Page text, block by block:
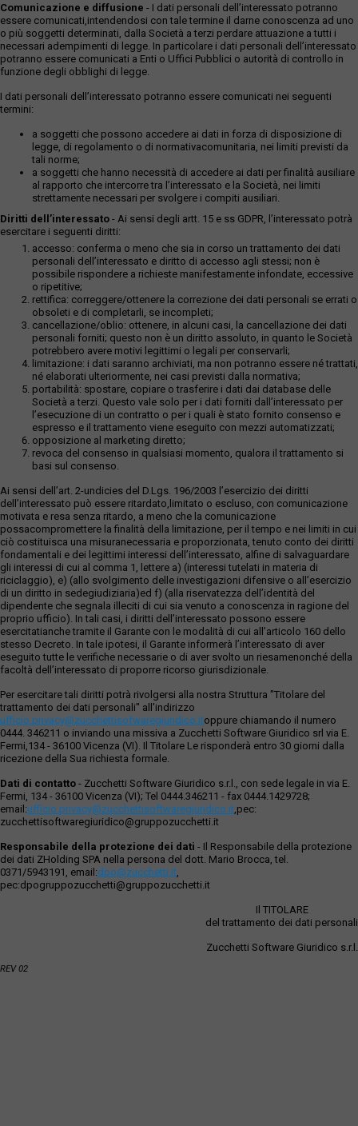
Comunicazione e diffusione - I dati personali dell’interessato potranno
essere comunicati,intendendosi con tale termine il darne conoscenza ad uno
o più soggetti determinati, dalla Società a terzi perdare attuazione a tutti i
necessari adempimenti di legge. In particolare i dati personali dell’interessato
potranno essere comunicati a Enti o Uffici Pubblici o autorità di controllo in
funzione degli obblighi di legge.
I dati personali dell’interessato potranno essere comunicati nei seguenti
termini:
a soggetti che possono accedere ai dati in forza di disposizione di
legge, di regolamento o di normativacomunitaria, nei limiti previsti da
tali norme;
a soggetti che hanno necessità di accedere ai dati per finalità ausiliare
al rapporto che intercorre tra l’interessato e la Società, nei limiti
strettamente necessari per svolgere i compiti ausiliari.
Diritti dell’interessato - Ai sensi degli artt. 15 e ss GDPR, l’interessato potrà
esercitare i seguenti diritti:
accesso: conferma o meno che sia in corso un trattamento dei dati
personali dell’interessato e diritto di accesso agli stessi; non è
possibile rispondere a richieste manifestamente infondate, eccessive
o ripetitive;
rettifica: correggere/ottenere la correzione dei dati personali se errati o
obsoleti e di completarli, se incompleti;
cancellazione/oblio: ottenere, in alcuni casi, la cancellazione dei dati
personali forniti; questo non è un diritto assoluto, in quanto le Società
potrebbero avere motivi legittimi o legali per conservarli;
limitazione: i dati saranno archiviati, ma non potranno essere né trattati,
né elaborati ulteriormente, nei casi previsti dalla normativa;
portabilità: spostare, copiare o trasferire i dati dai database delle
Società a terzi. Questo vale solo per i dati forniti dall’interessato per
l’esecuzione di un contratto o per i quali è stato fornito consenso e
espresso e il trattamento viene eseguito con mezzi automatizzati;
opposizione al marketing diretto;
revoca del consenso in qualsiasi momento, qualora il trattamento si
basi sul consenso.
Ai sensi dell’art. 2-undicies del D.Lgs. 196/2003 l’esercizio dei diritti
dell’interessato può essere ritardato,limitato o escluso, con comunicazione
motivata e resa senza ritardo, a meno che la comunicazione
possacompromettere la finalità della limitazione, per il tempo e nei limiti in cui
ciò costituisca una misuranecessaria e proporzionata, tenuto conto dei diritti
fondamentali e dei legittimi interessi dell’interessato, alfine di salvaguardare
gli interessi di cui al comma 1, lettere a) (interessi tutelati in materia di
riciclaggio), e) (allo svolgimento delle investigazioni difensive o all’esercizio
di un diritto in sedegiudiziaria)ed f) (alla riservatezza dell’identità del
dipendente che segnala illeciti di cui sia venuto a conoscenza in ragione del
proprio ufficio). In tali casi, i diritti dell’interessato possono essere
esercitatianche tramite il Garante con le modalità di cui all’articolo 160 dello
stesso Decreto. In tale ipotesi, il Garante informerà l’interessato di aver
eseguito tutte le verifiche necessarie o di aver svolto un riesamenonché della
facoltà dell’interessato di proporre ricorso giurisdizionale.
Per esercitare tali diritti potrà rivolgersi alla nostra Struttura "Titolare del
trattamento dei dati personali" all'indirizzo
ufficio.privacy@zucchettisofwaregiuridico.itoppure chiamando il numero
0444. 346211 o inviando una missiva a Zucchetti Software Giuridico srl via E.
Fermi,134 - 36100 Vicenza (VI). Il Titolare Le risponderà entro 30 giorni dalla
ricezione della Sua richiesta formale.
Dati di contatto - Zucchetti Software Giuridico s.r.l., con sede legale in via E.
Fermi, 134 - 36100 Vicenza (VI); Tel 0444.346211 - fax 0444.1429728;
email:ufficio.privacy@zucchettisoftwaregiuridico.it ,pec:
zucchettisoftwaregiuridico@gruppozucchetti.it
Responsabile della protezione dei dati - Il Responsabile della protezione
dei dati ZHolding SPA nella persona del dott. Mario Brocca, tel.
0371/5943191, email:dpo@zucchetti.it
pec:dpogruppozucchetti@gruppozucchetti.it
Il TITOLARE
del trattamento dei dati personali
Zucchetti Software Giuridico s.r.l.
REV 02